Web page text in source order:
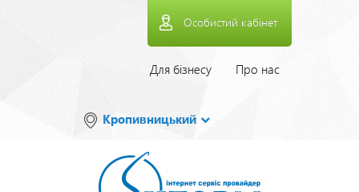
Особистий кабінет
Верхнее
Для бізнесу Про нас
Кропивницький